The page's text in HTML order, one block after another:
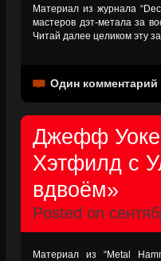
Материал из журнала
мастеров дэт-метала за
Читай далее целиком эту
Один комментарий
Джефф
Хэтфилд с
вдвоём»
Posted on
Материал из “Metal